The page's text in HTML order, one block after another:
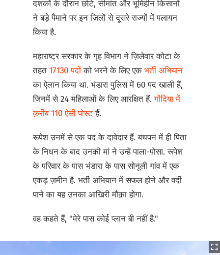
दशकों के दौरान छोटे, सीमांत और भूमिहीन किसानों
ने बड़े पैमाने पर इन ज़िलों से दूसरे राज्यों में पलायन
किया है.
महाराष्ट्र सरकार के गृह विभाग ने ज़िलेवार कोटा के
तहत17130 पदोंको भरने के लिए एकभर्ती अभियान
का ऐलान किया था. भंडारा पुलिस में 60 पद खाली हैं,
जिनमें से 24 महिलाओं के लिए आरक्षित हैं.गोंदिया में
क़रीब 110 ऐसी पोस्टहैं.
रूपेश उनमें से एक पद के दावेदार हैं. बचपन में ही पिता
के निधन के बाद उनकी मां ने उन्हें पाला-पोसा. रूपेश
के परिवार के पास भंडारा के पास सोनूली गांव में एक
एकड़ ज़मीन है. भर्ती अभियान में सफल होने और वर्दी
पाने का यह उनका आखिरी मौक़ा होगा.
वह कहते हैं, "मेरे पास कोई प्लान बी नहीं है."